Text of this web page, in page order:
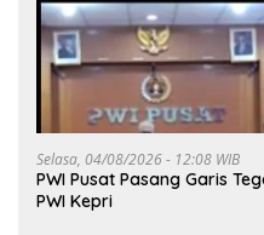
Selasa, 04/08/2026 - 12:08 WIB
PWI Pusat Pasang Garis
PWI Kepri